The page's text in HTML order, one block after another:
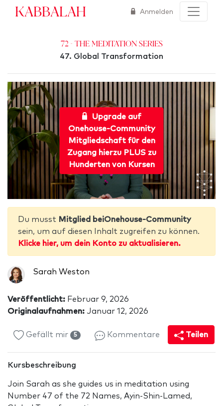
Kabbalah Anmelden
72 - The Meditation Series
47. Global Transformation
Upgrade auf
Onehouse-Community
Mitgliedschaft für den
Zugang hierzu PLUS zu
Hunderten von Kursen
Du musst Mitglied beiOnehouse-Community
sein, um auf diesen Inhalt zugreifen zu können.
Klicke hier, um dein Konto zu aktualisieren.
Sarah Weston
Veröffentlicht: Februar 9, 2026
Originalaufnahmen: Januar 12, 2026
Gefällt mir 5 Kommentare Teilen
Kursbeschreibung
Join Sarah as she guides us in meditation using
Number 47 of the 72 Names, Ayin-Shin-Lamed,